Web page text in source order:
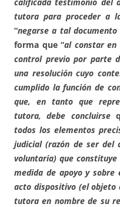
tutora para proceder a
“negarse a tal
forma que “al constar
control previo por parte
una resolución cuyo
cumplido la función de
que, en tanto que
tutora, debe concluirse
todos los elementos
judicial (razón de ser del
voluntaria) que
medida de apoyo y
acto dispositivo (el objeto
tutora en nombre de su